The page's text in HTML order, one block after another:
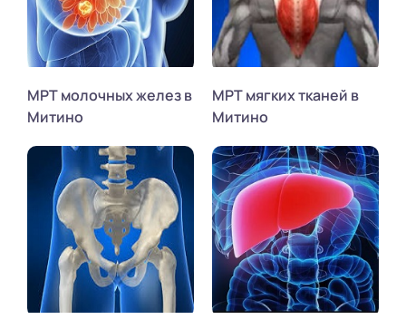
МРТ молочных желез в
Митино
МРТ мягких тканей в
Митино